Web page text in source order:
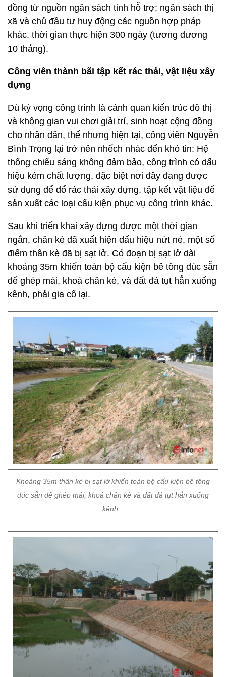
đồng từ nguồn ngân sách tỉnh hỗ trợ; ngân sách thị
xã và chủ đầu tư huy động các nguồn hợp pháp
khác, thời gian thực hiện 300 ngày (tương đương
10 tháng).
Công viên thành bãi tập kết rác thải, vật liệu xây
dựng
Dù kỳ vọng công trình là cảnh quan kiến trúc đô thị
và không gian vui chơi giải trí, sinh hoạt cộng đồng
cho nhân dân, thế nhưng hiện tại, công viên Nguyễn
Bình Trọng lại trở nên nhếch nhác đến khó tin: Hệ
thống chiếu sáng không đảm bảo, công trình có dấu
hiệu kém chất lượng, đặc biệt nơi đây đang được
sử dụng để đổ rác thải xây dựng, tập kết vật liệu để
sản xuất các loại cấu kiện phục vụ công trình khác.
Sau khi triển khai xây dựng được một thời gian
ngắn, chân kè đã xuất hiện dấu hiệu nứt nẻ, một số
điểm thân kè đã bị sạt lở. Có đoạn bị sạt lở dài
khoảng 35m khiến toàn bộ cấu kiện bê tông đúc sẵn
để ghép mái, khoá chân kè, và đất đá tụt hẳn xuống
kênh, phải gia cố lại.
Khoảng 35m thân kè bị sạt lở khiến toàn bộ cấu kiện bê tông
đúc sẵn để ghép mái, khoá chân kè và đất đá tụt hẳn xuống
kênh...